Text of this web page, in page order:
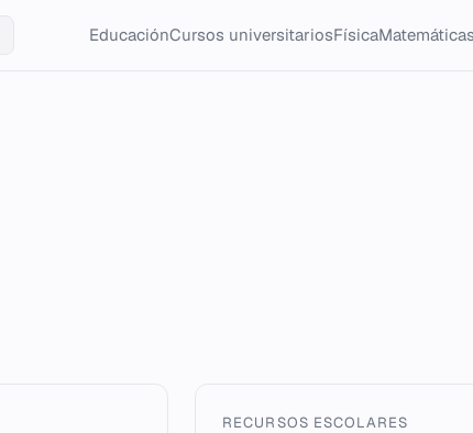
EducaciónCursos universitariosFísicaMatemáticas
RECURSOS ESCOLARES